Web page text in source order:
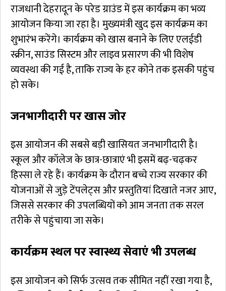
राजधानी देहरादून के परेड ग्राउंड में इस कार्यक्रम का भव्य
आयोजन किया जा रहा है। मुख्यमंत्री खुद इस कार्यक्रम का
शुभारंभ करेंगे। कार्यक्रम को खास बनाने के लिए एलईडी
स्क्रीन, साउंड सिस्टम और लाइव प्रसारण की भी विशेष
व्यवस्था की गई है, ताकि राज्य के हर कोने तक इसकी पहुंच
हो सके।
जनभागीदारी पर खास जोर
इस आयोजन की सबसे बड़ी खासियत जनभागीदारी है।
स्कूल और कॉलेज के छात्र-छात्राएं भी इसमें बढ़-चढ़कर
हिस्सा ले रहे हैं। कार्यक्रम के दौरान बच्चे राज्य सरकार की
योजनाओं से जुड़े टेंपलेट्स और प्रस्तुतियां दिखाते नजर आए,
जिससे सरकार की उपलब्धियों को आम जनता तक सरल
तरीके से पहुंचाया जा सके।
कार्यक्रम स्थल पर स्वास्थ्य सेवाएं भी उपलब्ध
इस आयोजन को सिर्फ उत्सव तक सीमित नहीं रखा गया है,